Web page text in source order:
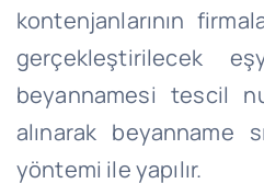
kontenjanlarının
gerçekleştirilecek
beyannamesi tescil
alınarak beyanname
yöntemi ile yapılır.